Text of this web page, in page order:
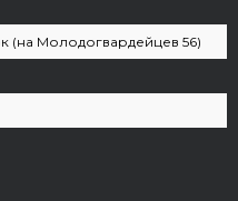
(на Молодогвардейцев 56)